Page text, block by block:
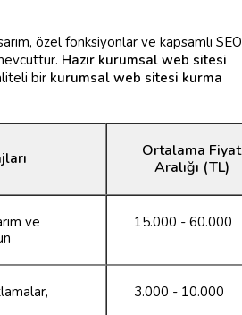
özel fonksiyonlar ve kapsamlı SEO
Hazır kurumsal web sitesi
bir kurumsal web sitesi kurma
Ortalama Fiyat
Aralığı (TL)
ve
15.000 - 60.000
3.000 - 10.000